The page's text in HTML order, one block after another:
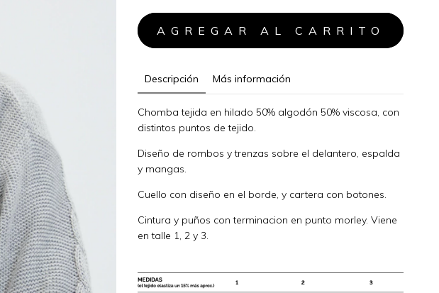
Descripción Más información
Chomba tejida en hilado 50% algodón 50% viscosa, con
distintos puntos de tejido.
Diseño de rombos y trenzas sobre el delantero, espalda
y mangas.
Cuello con diseño en el borde, y cartera con botones.
Cintura y puños con terminacion en punto morley. Viene
en talle 1, 2 y 3.